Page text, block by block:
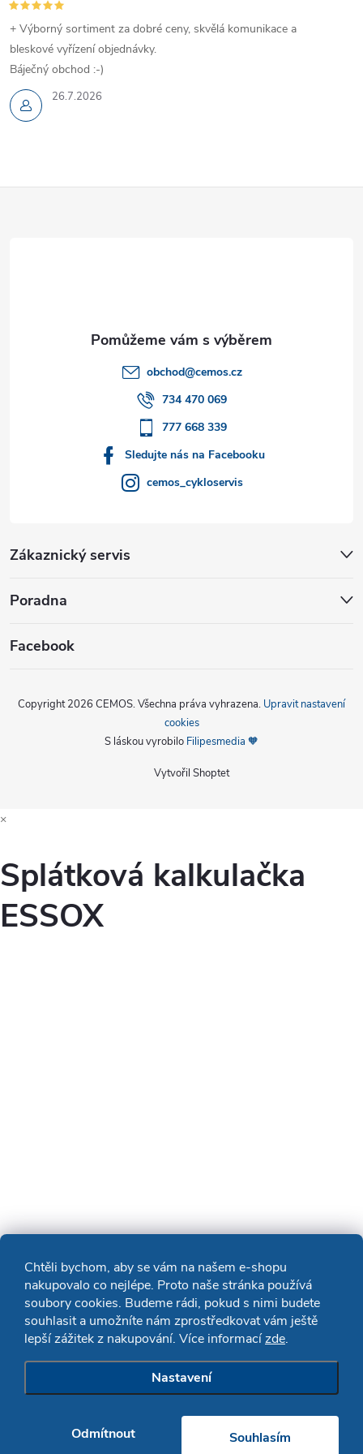
Chtěli bychom, aby se vám na našem e-shopu
nakupovalo co nejlépe. Proto naše stránka používá
soubory cookies. Budeme rádi, pokud s nimi budete
souhlasit a umožníte nám zprostředkovat vám ještě
lepší zážitek z nakupování. Více informacízde.
Nastavení
Odmítnout Souhlasím
k
y
v
26.7.2026
+ Výborný sortiment za dobré ceny, skvělá komunikace a
bleskové vyřízení objednávky.
Báječný obchod :-)
obchod@cemos.cz
734 470 069
777 668 339
Sledujte nás na Facebooku
cemos_cykloservis
Zákaznický servis
Poradna
Facebook
Vytvořil Shoptet
Copyright 2026 CEMOS. Všechna práva vyhrazena. Upravit nastavení
cookies
S láskou vyrobilo Filipesmedia 🧡
×
Splátková kalkulačka
ESSOX